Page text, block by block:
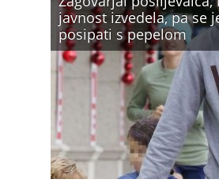
javnost izvedela, pa se
posipati s pepelom